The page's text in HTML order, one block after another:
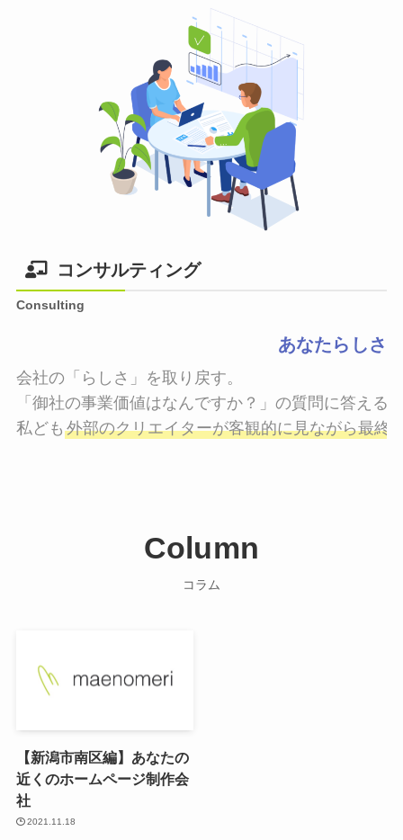
コンサルティング
Consulting
あなたらしさ
会社の「らしさ」を取り戻す。
「御社の事業価値はなんですか？」の質問に答える
私ども 外部のクリエイターが客観的に見ながら最終
Column
コラム
【新潟市南区編】あなたの
近くのホームページ制作会
社
2021.11.18